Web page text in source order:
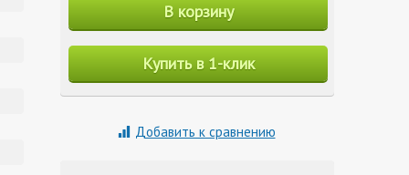
В корзину
Купить в 1-клик
Добавить к сравнению